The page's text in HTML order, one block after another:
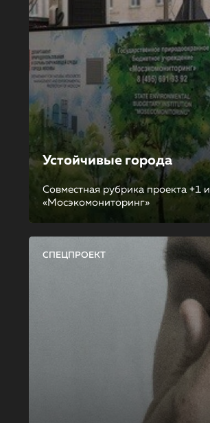
Устойчивые города
Совместная рубрика проекта +1
«Мосэкомониторинг»
СПЕЦПРОЕКТ